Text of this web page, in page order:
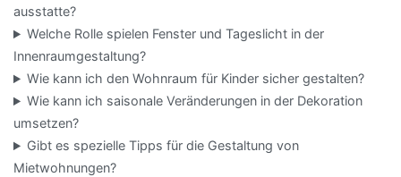
ausstatte?
Welche Rolle spielen Fenster und Tageslicht in der
Innenraumgestaltung?
Wie kann ich den Wohnraum für Kinder sicher gestalten?
Wie kann ich saisonale Veränderungen in der Dekoration
umsetzen?
Gibt es spezielle Tipps für die Gestaltung von
Mietwohnungen?